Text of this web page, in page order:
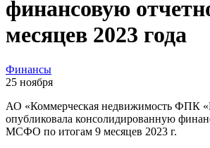
финансовую
месяцев 2023 года
Финансы
25 ноября
АО «Коммерческая недвижимость ФПК
опубликовала консолидированную
МСФО по итогам 9 месяцев 2023 г.